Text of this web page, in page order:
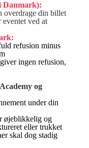
Danmark):
overdrage din billet
ved at
refusion minus
ingen refusion,
og
under din
øjeblikkelig og
eller trukket
skal dog stadig